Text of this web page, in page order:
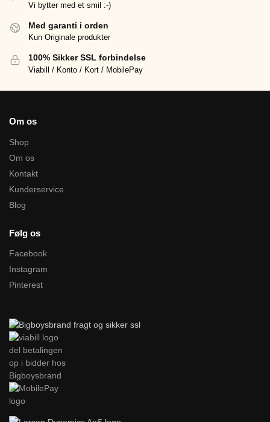
Vi bytter med et smil :-)
Med garanti i orden
Kun Originale produkter
100% Sikker SSL forbindelse
Viabill / Konto / Kort / MobilePay
Om os
Shop
Om os
Kontakt
Kunderservice
Blog
Følg os
Facebook
Instagram
Pinterest